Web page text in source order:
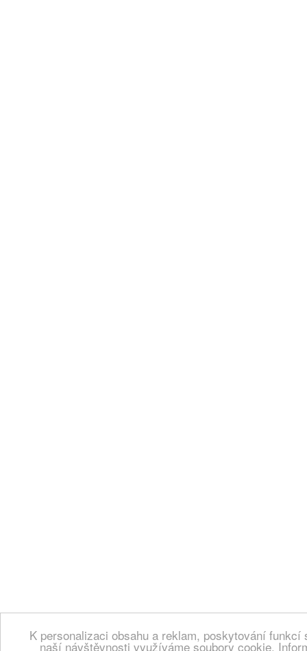
K personalizaci obsahu a reklam, poskytování
naší návštěvnosti využíváme soubory cookie.